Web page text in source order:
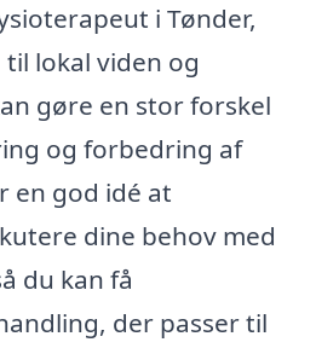
i Tønder,
lokal viden og
gøre en stor forskel
og forbedring af
en god idé at
dine behov med
du kan få
der passer til